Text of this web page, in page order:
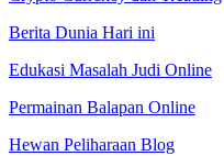
Berita Dunia Hari ini
Edukasi Masalah Judi Online
Permainan Balapan Online
Hewan Peliharaan Blog